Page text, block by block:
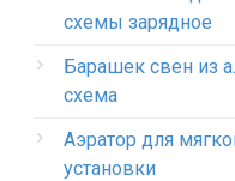
схемы зарядное
Барашек свен из
схема
Аэратор для
установки